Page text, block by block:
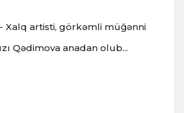
- Xalq artisti, görkəmli müğənni
Qədimova anadan olub...